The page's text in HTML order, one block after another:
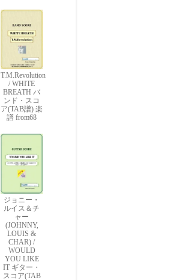
T.M.Revolution
/ WHITE
BREATH バ
ンド・スコ
ア(TAB譜) 楽
譜 from68
ジョニー・
ルイス＆チ
ャー
(JOHNNY,
LOUIS &
CHAR) /
WOULD
YOU LIKE
IT ギター・
スコア(TAB